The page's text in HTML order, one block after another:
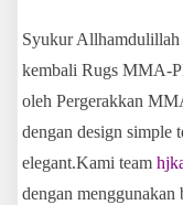
Syukur Allhamdulillah
kembali Rugs MMA-
oleh Pergerakkan
dengan design simple
elegant.Kami team
dengan menggunakan